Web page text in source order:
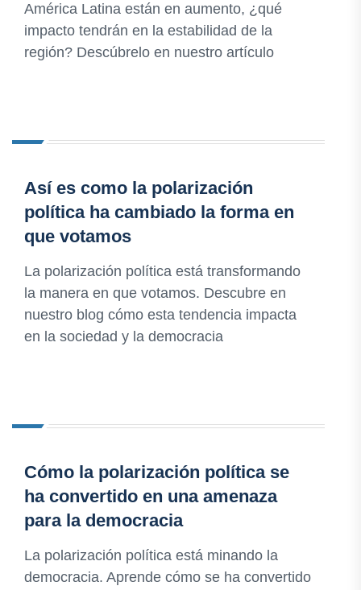
América Latina están en aumento, ¿qué
impacto tendrán en la estabilidad de la
región? Descúbrelo en nuestro artículo
Así es como la polarización
política ha cambiado la forma en
que votamos
La polarización política está transformando
la manera en que votamos. Descubre en
nuestro blog cómo esta tendencia impacta
en la sociedad y la democracia
Cómo la polarización política se
ha convertido en una amenaza
para la democracia
La polarización política está minando la
democracia. Aprende cómo se ha convertido